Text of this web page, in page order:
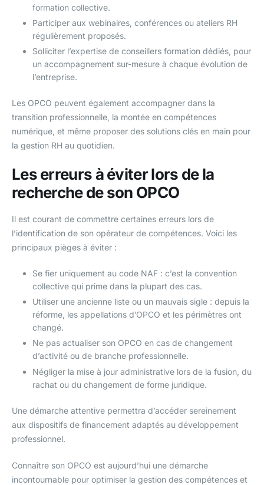
formation collective.
Participer aux webinaires, conférences ou ateliers RH
régulièrement proposés.
Solliciter l’expertise de conseillers formation dédiés, pour
un accompagnement sur-mesure à chaque évolution de
l’entreprise.
Les OPCO peuvent également accompagner dans la
transition professionnelle, la montée en compétences
numérique, et même proposer des solutions clés en main pour
la gestion RH au quotidien.
Les erreurs à éviter lors de la
recherche de son OPCO
Il est courant de commettre certaines erreurs lors de
l’identification de son opérateur de compétences. Voici les
principaux pièges à éviter :
Se fier uniquement au code NAF : c’est la convention
collective qui prime dans la plupart des cas.
Utiliser une ancienne liste ou un mauvais sigle : depuis la
réforme, les appellations d’OPCO et les périmètres ont
changé.
Ne pas actualiser son OPCO en cas de changement
d’activité ou de branche professionnelle.
Négliger la mise à jour administrative lors de la fusion, du
rachat ou du changement de forme juridique.
Une démarche attentive permettra d’accéder sereinement
aux dispositifs de financement adaptés au développement
professionnel.
Connaître son OPCO est aujourd’hui une démarche
incontournable pour optimiser la gestion des compétences et